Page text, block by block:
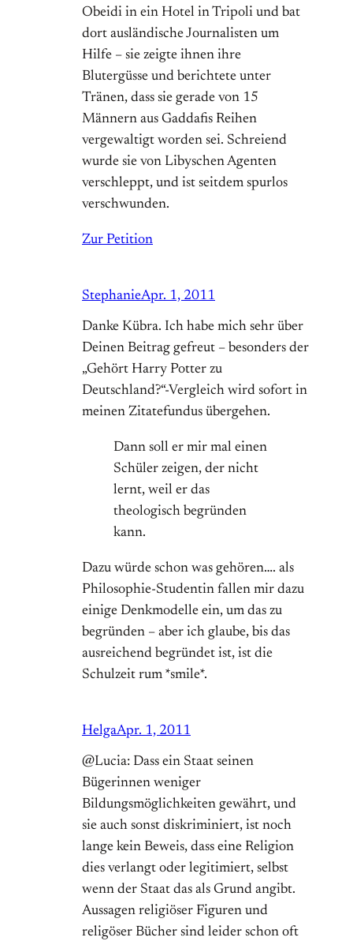
Obeidi in ein Hotel in Tripoli und bat
dort ausländische Journalisten um
Hilfe – sie zeigte ihnen ihre
Blutergüsse und berichtete unter
Tränen, dass sie gerade von 15
Männern aus Gaddafis Reihen
vergewaltigt worden sei. Schreiend
wurde sie von Libyschen Agenten
verschleppt, und ist seitdem spurlos
verschwunden.
Zur Petition
StephanieApr. 1, 2011
Danke Kübra. Ich habe mich sehr über
Deinen Beitrag gefreut – besonders der
„Gehört Harry Potter zu
Deutschland?“-Vergleich wird sofort in
meinen Zitatefundus übergehen.
Dann soll er mir mal einen
Schüler zeigen, der nicht
lernt, weil er das
theologisch begründen
kann.
Dazu würde schon was gehören…. als
Philosophie-Studentin fallen mir dazu
einige Denkmodelle ein, um das zu
begründen – aber ich glaube, bis das
ausreichend begründet ist, ist die
Schulzeit rum *smile*.
HelgaApr. 1, 2011
@Lucia: Dass ein Staat seinen
Bügerinnen weniger
Bildungsmöglichkeiten gewährt, und
sie auch sonst diskriminiert, ist noch
lange kein Beweis, dass eine Religion
dies verlangt oder legitimiert, selbst
wenn der Staat das als Grund angibt.
Aussagen religiöser Figuren und
religöser Bücher sind leider schon oft